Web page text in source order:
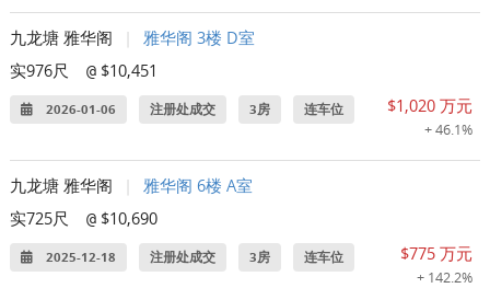
九龙塘 雅华阁
雅华阁 3楼 D室
实976尺
@ $10,451
2026-01-06 注册处成交 3房 连车位 $1,020 万元
+ 46.1%
九龙塘 雅华阁
雅华阁 6楼 A室
实725尺
@ $10,690
2025-12-18 注册处成交 3房 连车位 $775 万元
+ 142.2%